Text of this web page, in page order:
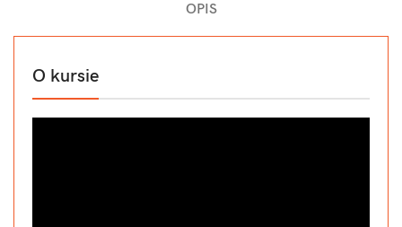
OPIS
O kursie